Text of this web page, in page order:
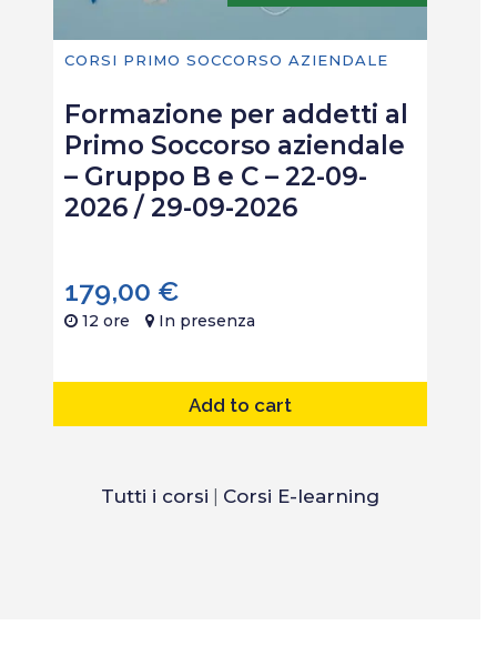
CORSI PRIMO SOCCORSO AZIENDALE
Formazione per addetti al
Primo Soccorso aziendale
– Gruppo B e C – 22-09-
2026 / 29-09-2026
179,00 €
12 ore In presenza
Add to cart
Tutti i corsi Corsi E-learning